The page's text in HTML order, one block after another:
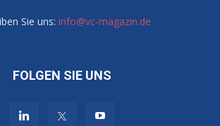
Sie uns: info@vc-magazin.de
FOLGEN SIE UNS